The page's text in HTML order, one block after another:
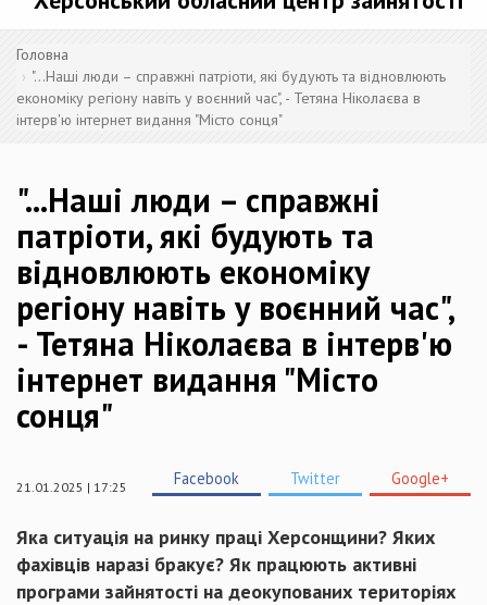
Головна
"...Наші люди – справжні патріоти, які будують та відновлюють
економіку регіону навіть у воєнний час", - Тетяна Ніколаєва в
інтерв'ю інтернет видання "Місто сонця"
"...Наші люди – справжні
патріоти, які будують та
відновлюють економіку
регіону навіть у воєнний час",
- Тетяна Ніколаєва в інтерв'ю
інтернет видання "Місто
сонця"
21.01.2025 | 17:25 Facebook Twitter Google+
Яка ситуація на ринку праці Херсонщини? Яких
фахівців наразі бракує? Як працюють активні
програми зайнятості на деокупованих територіях